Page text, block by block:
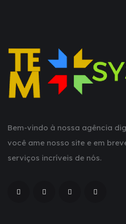
Bem-vindo à nossa agência
você ame nosso site e em
serviços incríveis de nós.